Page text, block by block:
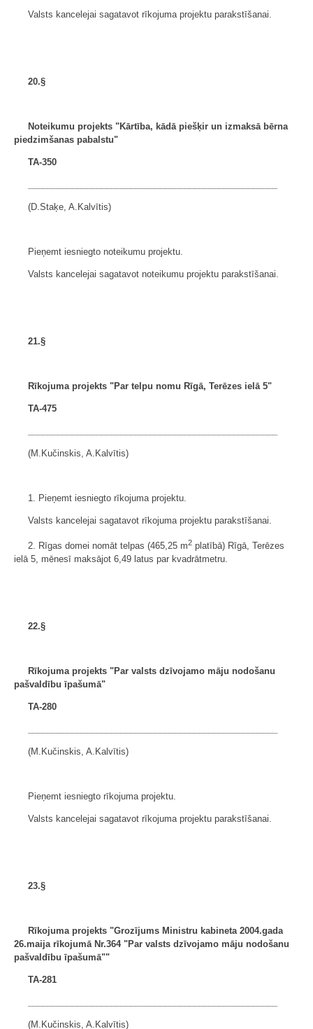
Valsts kancelejai sagatavot rīkojuma projektu parakstīšanai.
20.§
Noteikumu projekts "Kārtība, kādā piešķir un izmaksā bērna
piedzimšanas pabalstu"
TA-350
(D.Staķe, A.Kalvītis)
Pieņemt iesniegto noteikumu projektu.
Valsts kancelejai sagatavot noteikumu projektu parakstīšanai.
21.§
Rīkojuma projekts "Par telpu nomu Rīgā, Terēzes ielā 5"
TA-475
(M.Kučinskis, A.Kalvītis)
1. Pieņemt iesniegto rīkojuma projektu.
Valsts kancelejai sagatavot rīkojuma projektu parakstīšanai.
2. Rīgas domei nomāt telpas (465,25 m2 platībā) Rīgā, Terēzes
ielā 5, mēnesī maksājot 6,49 latus par kvadrātmetru.
22.§
Rīkojuma projekts "Par valsts dzīvojamo māju nodošanu
pašvaldību īpašumā"
TA-280
(M.Kučinskis, A.Kalvītis)
Pieņemt iesniegto rīkojuma projektu.
Valsts kancelejai sagatavot rīkojuma projektu parakstīšanai.
23.§
Rīkojuma projekts "Grozījums Ministru kabineta 2004.gada
26.maija rīkojumā Nr.364 "Par valsts dzīvojamo māju nodošanu
pašvaldību īpašumā""
TA-281
(M.Kučinskis, A.Kalvītis)